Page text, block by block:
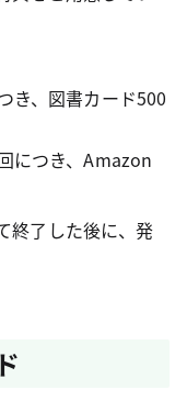
き、図書カード500
につき、Amazon
終了した後に、発